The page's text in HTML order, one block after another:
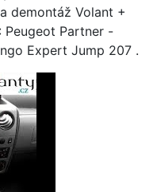
demontáž Volant +
Peugeot Partner -
Expert Jump 207 .